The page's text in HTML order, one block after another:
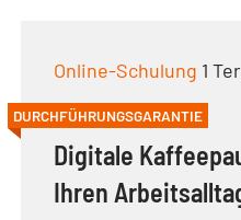
Online-Schulung 1
DURCHFÜHRUNGSGARANTIE
Digitale
Ihren